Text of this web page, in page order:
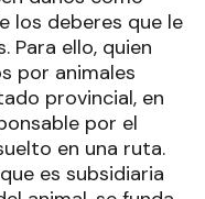
los deberes que le
Para ello, quien
por animales
provincial, en
por el
en una ruta.
es subsidiaria